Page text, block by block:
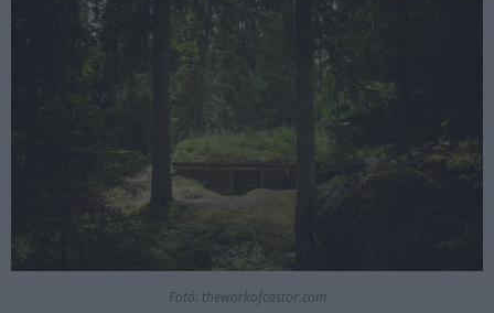
Fotó: theworkofcastor.com